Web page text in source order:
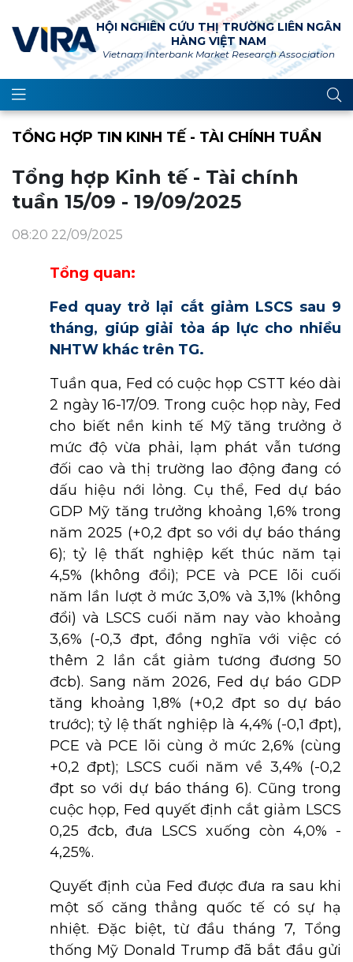
HỘI NGHIÊN CỨU THỊ TRƯỜNG LIÊN NGÂN
HÀNG VIỆT NAM
Vietnam Interbank Market Research Association
TỔNG HỢP TIN KINH TẾ - TÀI CHÍNH TUẦN
Tổng hợp Kinh tế - Tài chính
tuần 15/09 - 19/09/2025
08:20 22/09/2025
Tổng quan:
Fed quay trở lại cắt giảm LSCS sau 9
tháng, giúp giải tỏa áp lực cho nhiều
NHTW khác trên TG.
Tuần qua, Fed có cuộc họp CSTT kéo dài
2 ngày 16-17/09. Trong cuộc họp này, Fed
cho biết nền kinh tế Mỹ tăng trưởng ở
mức độ vừa phải, lạm phát vẫn tương
đối cao và thị trường lao động đang có
dấu hiệu nới lỏng. Cụ thể, Fed dự báo
GDP Mỹ tăng trưởng khoảng 1,6% trong
năm 2025 (+0,2 đpt so với dự báo tháng
6); tỷ lệ thất nghiệp kết thúc năm tại
4,5% (không đổi); PCE và PCE lõi cuối
năm lần lượt ở mức 3,0% và 3,1% (không
đổi) và LSCS cuối năm nay vào khoảng
3,6% (-0,3 đpt, đồng nghĩa với việc có
thêm 2 lần cắt giảm tương đương 50
đcb). Sang năm 2026, Fed dự báo GDP
tăng khoảng 1,8% (+0,2 đpt so dự báo
trước); tỷ lệ thất nghiệp là 4,4% (-0,1 đpt),
PCE và PCE lõi cùng ở mức 2,6% (cùng
+0,2 đpt); LSCS cuối năm về 3,4% (-0,2
đpt so với dự báo tháng 6). Cũng trong
cuộc họp, Fed quyết định cắt giảm LSCS
0,25 đcb, đưa LSCS xuống còn 4,0% -
4,25%.
Quyết định của Fed được đưa ra sau khi
một số căng thẳng quốc tế có sự hạ
nhiệt. Đặc biệt, từ đầu tháng 7, Tổng
thống Mỹ Donald Trump đã bắt đầu gửi